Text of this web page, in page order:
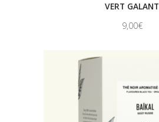
VERT GALANT
9,00€